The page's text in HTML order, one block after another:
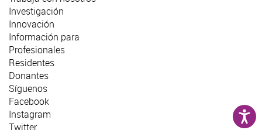
Investigación
Innovación
Información para
Profesionales
Residentes
Donantes
Síguenos
Facebook
Instagram
Twitter